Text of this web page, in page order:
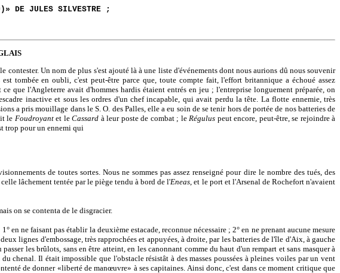
DE JULES SILVESTRE ;
Un nom de plus s'est ajouté là à une liste d'événements dont nous aurions dû nous souvenir
tombée en oubli, c'est peut-être parce que, toute compte fait, l'effort britannique a échoué assez
que l'Angleterre avait d'hommes hardis étaient entrés en jeu ; l'entreprise longuement préparée, on
inactive et sous les ordres d'un chef incapable, qui avait perdu la tête. La flotte ennemie, très
a pris mouillage dans le S. O. des Palles, elle a eu soin de se tenir hors de portée de nos batteries de
le Foudroyantet le Cassard à leur poste de combat ; le Régulus peut encore, peut-être, se rejoindre à
trop pour un ennemi qui
de toutes sortes. Nous ne sommes pas assez renseigné pour dire le nombre des tués, des
lâchement tentée par le piège tendu à bord de l'Eneas, et le port et l'Arsenal de Rochefort n'avaient
on se contenta de le disgracier.
ne faisant pas établir la deuxième estacade, reconnue nécessaire ; 2° en ne prenant aucune mesure
lignes d'embossage, très rapprochées et appuyées, à droite, par les batteries de l'île d'Aix, à gauche
les brûlots, sans en être atteint, en les canonnant comme du haut d'un rempart et sans masquer à
chenal. Il était impossible que l'obstacle résistât à des masses poussées à pleines voiles par un vent
de donner «liberté de manœuvre» à ses capitaines. Ainsi donc, c'est dans ce moment critique que